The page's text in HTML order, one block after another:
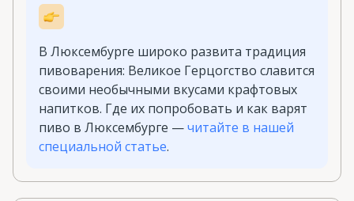
В Люксембурге широко развита традиция
пивоварения: Великое Герцогство славится
своими необычными вкусами крафтовых
напитков. Где их попробовать и как варят
пиво в Люксембурге —читайте в нашей
специальной статье.